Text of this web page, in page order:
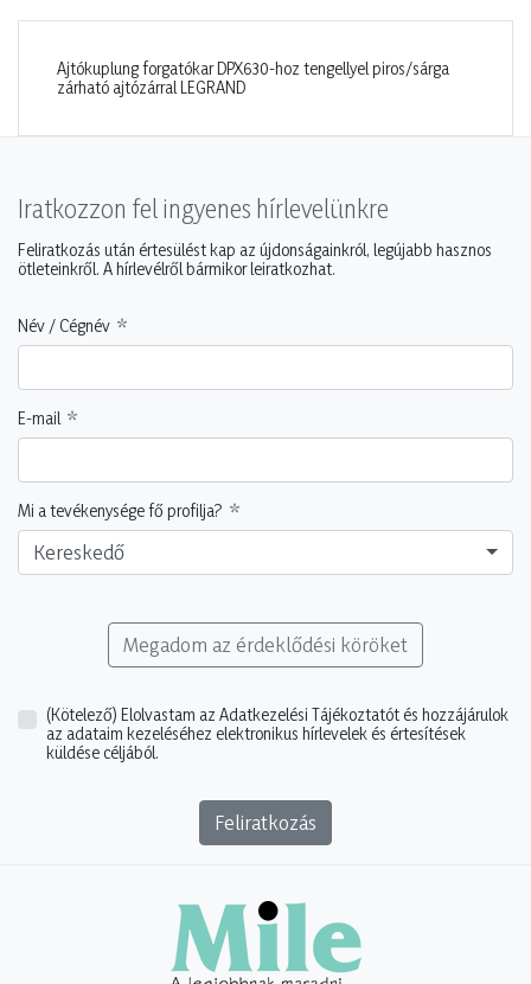
Ajtókuplung forgatókar DPX630-hoz tengellyel piros/sárga
zárható ajtózárral LEGRAND
Iratkozzon fel ingyenes hírlevelünkre
Feliratkozás után értesülést kap az újdonságainkról, legújabb hasznos
ötleteinkről. A hírlevélről bármikor leiratkozhat.
Név / Cégnév
E-mail
Mi a tevékenysége fő profilja?
Kereskedő
Megadom az érdeklődési köröket
(Kötelező) Elolvastam az Adatkezelési Tájékoztatót és hozzájárulok
az adataim kezeléséhez elektronikus hírlevelek és értesítések
küldése céljából.
Feliratkozás